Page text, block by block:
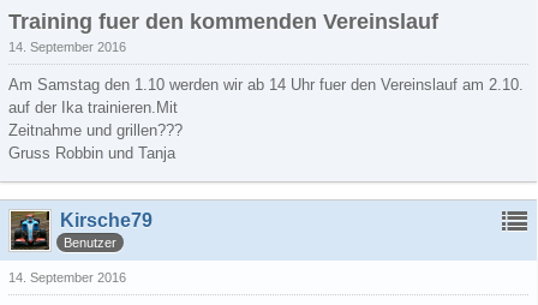
Training fuer den kommenden Vereinslauf
14. September 2016
Am Samstag den 1.10 werden wir ab 14 Uhr fuer den Vereinslauf am 2.10.
auf der Ika trainieren.Mit
Zeitnahme und grillen???
Gruss Robbin und Tanja
Kirsche79
Benutzer
14. September 2016